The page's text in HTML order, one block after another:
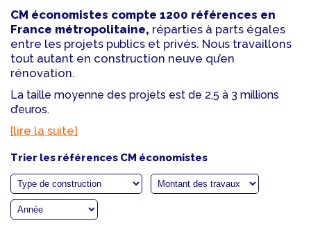
CM économistes compte 1200 références en
France métropolitaine, réparties à parts égales
entre les projets publics et privés. Nous travaillons
tout autant en construction neuve qu’en
rénovation.
La taille moyenne des projets est de 2,5 à 3 millions
d’euros.
[lire la suite]
Trier les références CM économistes